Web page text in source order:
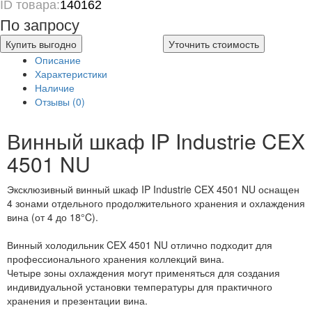
ID товара:140162
По запросу
Купить выгодно
Уточнить стоимость
Описание
Характеристики
Наличие
Отзывы (0)
Винный шкаф IP Industrie CEX
4501 NU
Эксклюзивный винный шкаф IP Industrie CEX 4501 NU оснащен
4 зонами отдельного продолжительного хранения и охлаждения
вина (от 4 до 18°C).
Винный холодильник CEX 4501 NU отлично подходит для
профессионального хранения коллекций вина.
Четыре зоны охлаждения могут применяться для создания
индивидуальной установки температуры для практичного
хранения и презентации вина.